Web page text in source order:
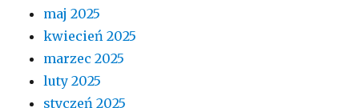
maj 2025
kwiecień 2025
marzec 2025
luty 2025
styczeń 2025